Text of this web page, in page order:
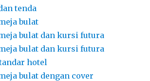
tenda
bulat
bulat dan kursi futura
bulat dan kursi futura
hotel
bulat dengan cover